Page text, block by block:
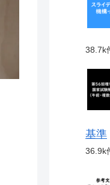
38.7k
基準
36.9k